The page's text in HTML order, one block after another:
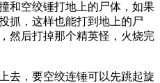
和空绞锤打地上的尸体，如果
抓，这样也能打到地上的尸
然后打掉那个精英怪，火烧完
去，要空绞连锤可以先跳起旋